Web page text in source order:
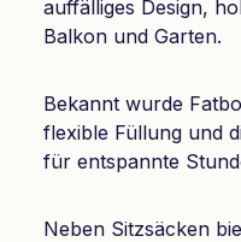
auffälliges Design,
Balkon und Garten.
Bekannt wurde
flexible Füllung und
für entspannte
Neben Sitzsäcken